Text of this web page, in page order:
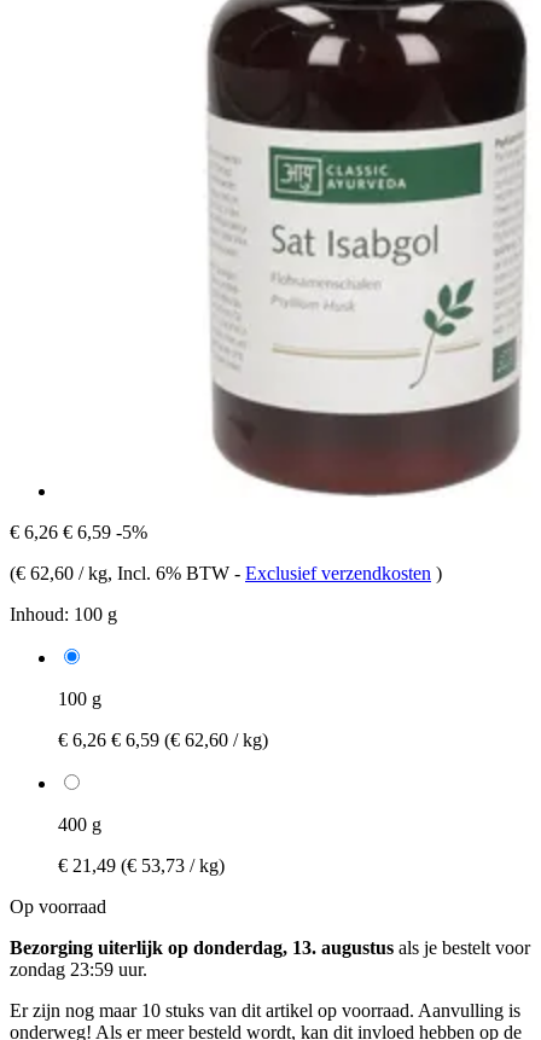
€ 6,26 € 6,59 -5%
(€ 62,60 / kg, Incl. 6% BTW - Exclusief verzendkosten )
Inhoud: 100 g
100 g
€ 6,26 € 6,59 (€ 62,60 / kg)
400 g
€ 21,49 (€ 53,73 / kg)
Op voorraad
Bezorging uiterlijk op donderdag, 13. augustus als je bestelt voor
zondag 23:59 uur.
Er zijn nog maar 10 stuks van dit artikel op voorraad. Aanvulling is
onderweg! Als er meer besteld wordt, kan dit invloed hebben op de